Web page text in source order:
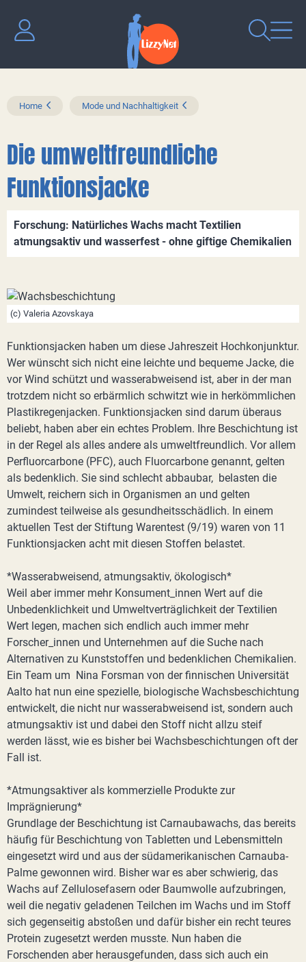
Home Mode und Nachhaltigkeit
Die umweltfreundliche
Funktionsjacke
Forschung: Natürliches Wachs macht Textilien
atmungsaktiv und wasserfest - ohne giftige Chemikalien
(c) Valeria Azovskaya
Funktionsjacken haben um diese Jahreszeit Hochkonjunktur.
Wer wünscht sich nicht eine leichte und bequeme Jacke, die
vor Wind schützt und wasserabweisend ist, aber in der man
trotzdem nicht so erbärmlich schwitzt wie in herkömmlichen
Plastikregenjacken. Funktionsjacken sind darum überaus
beliebt, haben aber ein echtes Problem. Ihre Beschichtung ist
in der Regel als alles andere als umweltfreundlich. Vor allem
Perfluorcarbone (PFC), auch Fluorcarbone genannt, gelten
als bedenklich. Sie sind schlecht abbaubar, belasten die
Umwelt, reichern sich in Organismen an und gelten
zumindest teilweise als gesundheitsschädlich. In einem
aktuellen Test der Stiftung Warentest (9/19) waren von 11
Funktionsjacken acht mit diesen Stoffen belastet.
*Wasserabweisend, atmungsaktiv, ökologisch*
Weil aber immer mehr Konsument_innen Wert auf die
Unbedenklichkeit und Umweltverträglichkeit der Textilien
Wert legen, machen sich endlich auch immer mehr
Forscher_innen und Unternehmen auf die Suche nach
Alternativen zu Kunststoffen und bedenklichen Chemikalien.
Ein Team um Nina Forsman von der finnischen Universität
Aalto hat nun eine spezielle, biologische Wachsbeschichtung
entwickelt, die nicht nur wasserabweisend ist, sondern auch
atmungsaktiv ist und dabei den Stoff nicht allzu steif
werden lässt, wie es bisher bei Wachsbeschichtungen oft der
Fall ist.
*Atmungsaktiver als kommerzielle Produkte zur
Imprägnierung*
Grundlage der Beschichtung ist Carnaubawachs, das bereits
häufig für Beschichtung von Tabletten und Lebensmitteln
eingesetzt wird und aus der südamerikanischen Carnauba-
Palme gewonnen wird. Bisher war es aber schwierig, das
Wachs auf Zellulosefasern oder Baumwolle aufzubringen,
weil die negativ geladenen Teilchen im Wachs und im Stoff
sich gegenseitig abstoßen und dafür bisher ein recht teures
Protein zugesetzt werden musste. Nun haben die
Forschenden aber herausgefunden, dass sich auch ein